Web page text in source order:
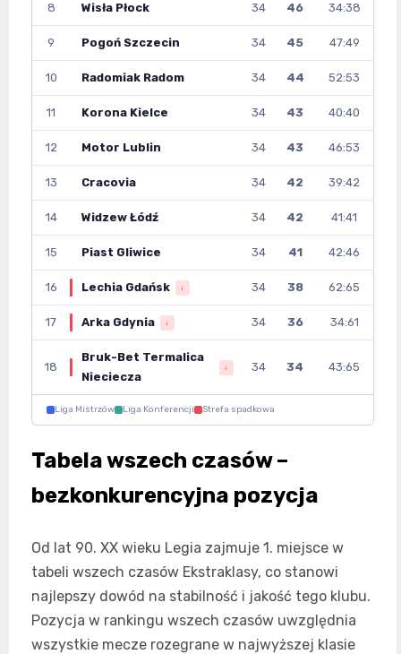
8 Wisła Płock 34 46 34:38
9 Pogoń Szczecin 34 45 47:49
10 Radomiak Radom 34 44 52:53
11 Korona Kielce 34 43 40:40
12 Motor Lublin 34 43 46:53
13 Cracovia 34 42 39:42
14 Widzew Łódź 34 42 41:41
15 Piast Gliwice 34 41 42:46
16 Lechia Gdańsk ↓ 34 38 62:65
17 Arka Gdynia ↓ 34 36 34:61
18
Bruk-Bet Termalica
Nieciecza
↓ 34 34 43:65
Liga Mistrzów Liga Konferencji Strefa spadkowa
Tabela wszech czasów –
bezkonkurencyjna pozycja
Od lat 90. XX wieku Legia zajmuje 1. miejsce w
tabeli wszech czasów Ekstraklasy, co stanowi
najlepszy dowód na stabilność i jakość tego klubu.
Pozycja w rankingu wszech czasów uwzględnia
wszystkie mecze rozegrane w najwyższej klasie